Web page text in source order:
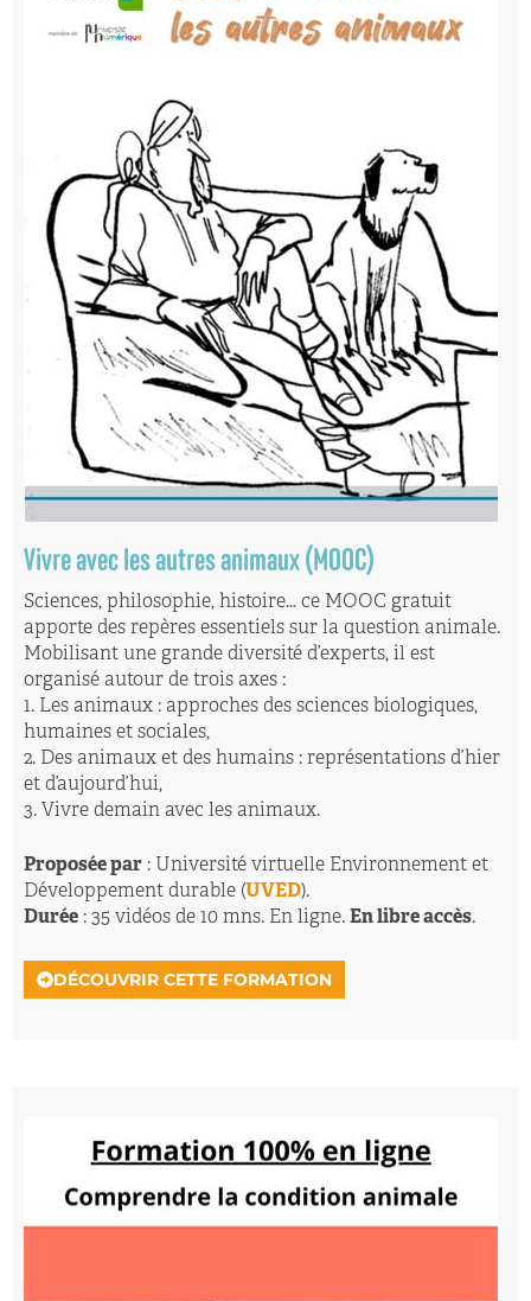
Vivre avec les autres animaux (MOOC)
Sciences, philosophie, histoire… ce MOOC gratuit
apporte des repères essentiels sur la question animale.
Mobilisant une grande diversité d’experts, il est
organisé autour de trois axes :
1. Les animaux : approches des sciences biologiques,
humaines et sociales,
2. Des animaux et des humains : représentations d’hier
et d’aujourd’hui,
3. Vivre demain avec les animaux.
Proposée par : Université virtuelle Environnement et
Développement durable (UVED).
Durée : 35 vidéos de 10 mns. En ligne. En libre accès.
DÉCOUVRIR CETTE FORMATION